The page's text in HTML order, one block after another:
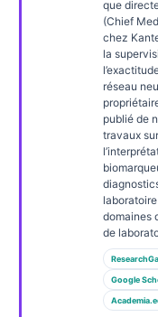
que
(Chief
chez
la
réseau
publié de
travaux sur
domaines
de
Google